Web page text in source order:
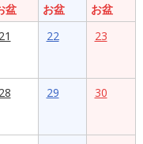
盆
お盆
お盆
21 22 23
28 29 30